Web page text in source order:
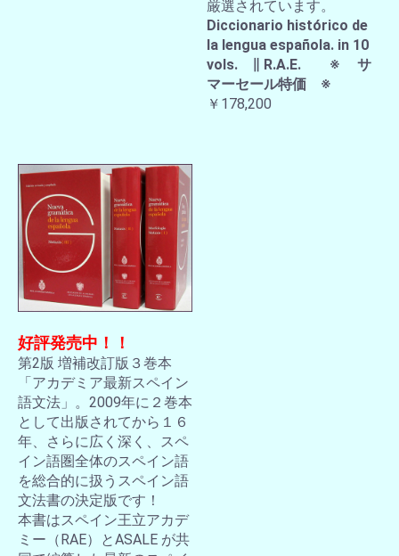
厳選されています。
Diccionario histórico de
la lengua española. in 10
vols. ∥ R.A.E. ※ サ
マーセール特価 ※
￥178,200
好評発売中！！
第2版 増補改訂版３巻本
「アカデミア最新スペイン
語文法」。2009年に２巻本
として出版されてから１６
年、さらに広く深く、スペ
イン語圏全体のスペイン語
を総合的に扱うスペイン語
文法書の決定版です！
本書はスペイン王立アカデ
ミー（RAE）とASALE が共